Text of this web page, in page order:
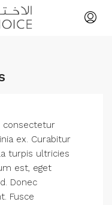
consectetur
ex. Curabitur
turpis ultricies
est, eget
Donec
Fusce